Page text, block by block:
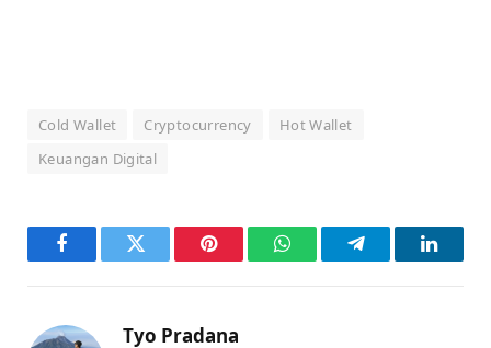
Cold Wallet Cryptocurrency
Hot Wallet
Keuangan Digital
FacebookTwitter Pinterest WhatsAppTelegram
Tyo Pradana